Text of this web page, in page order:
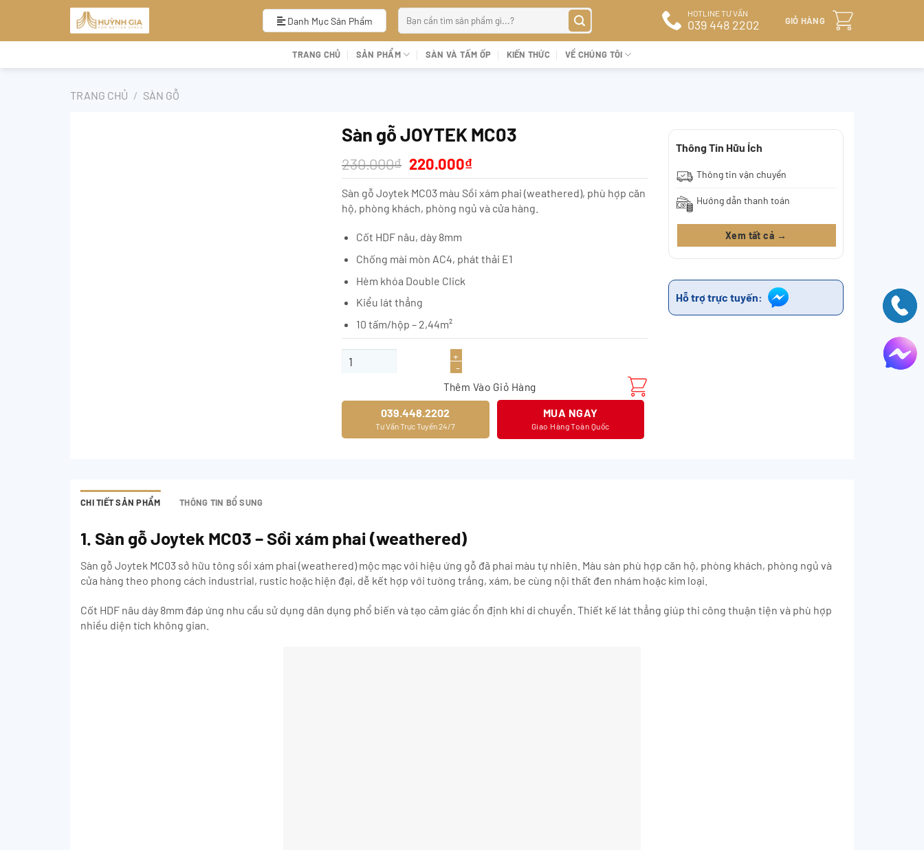
Danh Mục Sản Phẩm
kiếm:
HOTLINE TƯ VẤN
039 448 2202 GIỎ HÀNG
TRANG CHỦ SẢN PHẨM SÀN VÀ TẤM ỐP KIẾN THỨC VỀ CHÚNG TÔI
TRANG CHỦ / SÀN GỖ
Sàn gỗ JOYTEK MC03
230.000₫ Giá
gốc
là:
230.000₫.
220.000₫Giá
hiện
tại
là:
220.000₫.
Sàn gỗ Joytek MC03 màu Sồi xám phai (weathered), phù hợp căn
hộ, phòng khách, phòng ngủ và cửa hàng.
Cốt HDF nâu, dày 8mm
Chống mài mòn AC4, phát thải E1
Hèm khóa Double Click
Kiểu lát thẳng
10 tấm/hộp – 2,44m²
Sàn gỗ JOYTEK MC03 số lượng
Thêm Vào Giỏ Hàng
039.448.2202
Tư Vấn Trực Tuyến 24/7
MUA NGAY
Giao Hàng Toàn Quốc
Thông Tin Hữu Ích
Thông tin vận chuyển
Hướng dẫn thanh toán
Xem tất cả →
Hỗ trợ trực tuyến:
CHI TIẾT SẢN PHẨM THÔNG TIN BỔ SUNG
1. Sàn gỗ Joytek MC03 – Sồi xám phai (weathered)
Sàn gỗ Joytek MC03 sở hữu tông sồi xám phai (weathered) mộc mạc với hiệu ứng gỗ đã phai màu tự nhiên. Màu sàn phù hợp căn hộ, phòng khách, phòng ngủ và
cửa hàng theo phong cách industrial, rustic hoặc hiện đại, dễ kết hợp với tường trắng, xám, be cùng nội thất đen nhám hoặc kim loại.
Cốt HDF nâu dày 8mm đáp ứng nhu cầu sử dụng dân dụng phổ biến và tạo cảm giác ổn định khi di chuyển. Thiết kế lát thẳng giúp thi công thuận tiện và phù hợp
nhiều diện tích không gian.